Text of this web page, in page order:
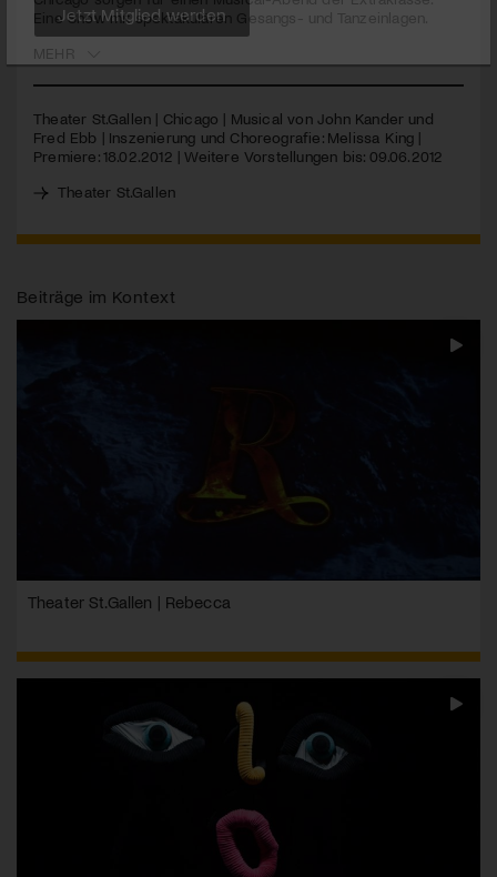
Eine Show mit spektakulären Gesangs- und Tanzeinlagen.
MEHR
Theater St.Gallen | Chicago | Musical von John Kander und
Fred Ebb | Inszenierung und Choreografie: Melissa King |
Premiere: 18.02.2012 | Weitere Vorstellungen bis: 09.06.2012
Theater St.Gallen
Beiträge im Kontext
Theater St.Gallen | Rebecca
Jetzt Mitglied werden